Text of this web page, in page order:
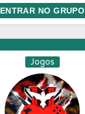
ENTRAR NO GRUPO
Jogos